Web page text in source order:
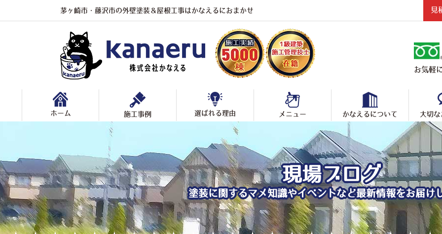
茅ヶ崎市・藤沢市の外壁塗装＆屋根工事はかなえるにおまかせ 見
お気軽
ホーム 施工事例 選ばれる理由 メニュー かなえるについて 大切
現場ブログ
塗装に関するマメ知識やイベントなど最新情報をお届け